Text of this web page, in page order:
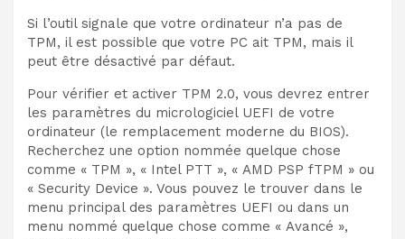
Si l’outil signale que votre ordinateur n’a pas de
TPM, il est possible que votre PC ait TPM, mais il
peut être désactivé par défaut.
Pour vérifier et activer TPM 2.0, vous devrez entrer
les paramètres du micrologiciel UEFI de votre
ordinateur (le remplacement moderne du BIOS).
Recherchez une option nommée quelque chose
comme « TPM », « Intel PTT », « AMD PSP fTPM » ou
« Security Device ». Vous pouvez le trouver dans le
menu principal des paramètres UEFI ou dans un
menu nommé quelque chose comme « Avancé »,